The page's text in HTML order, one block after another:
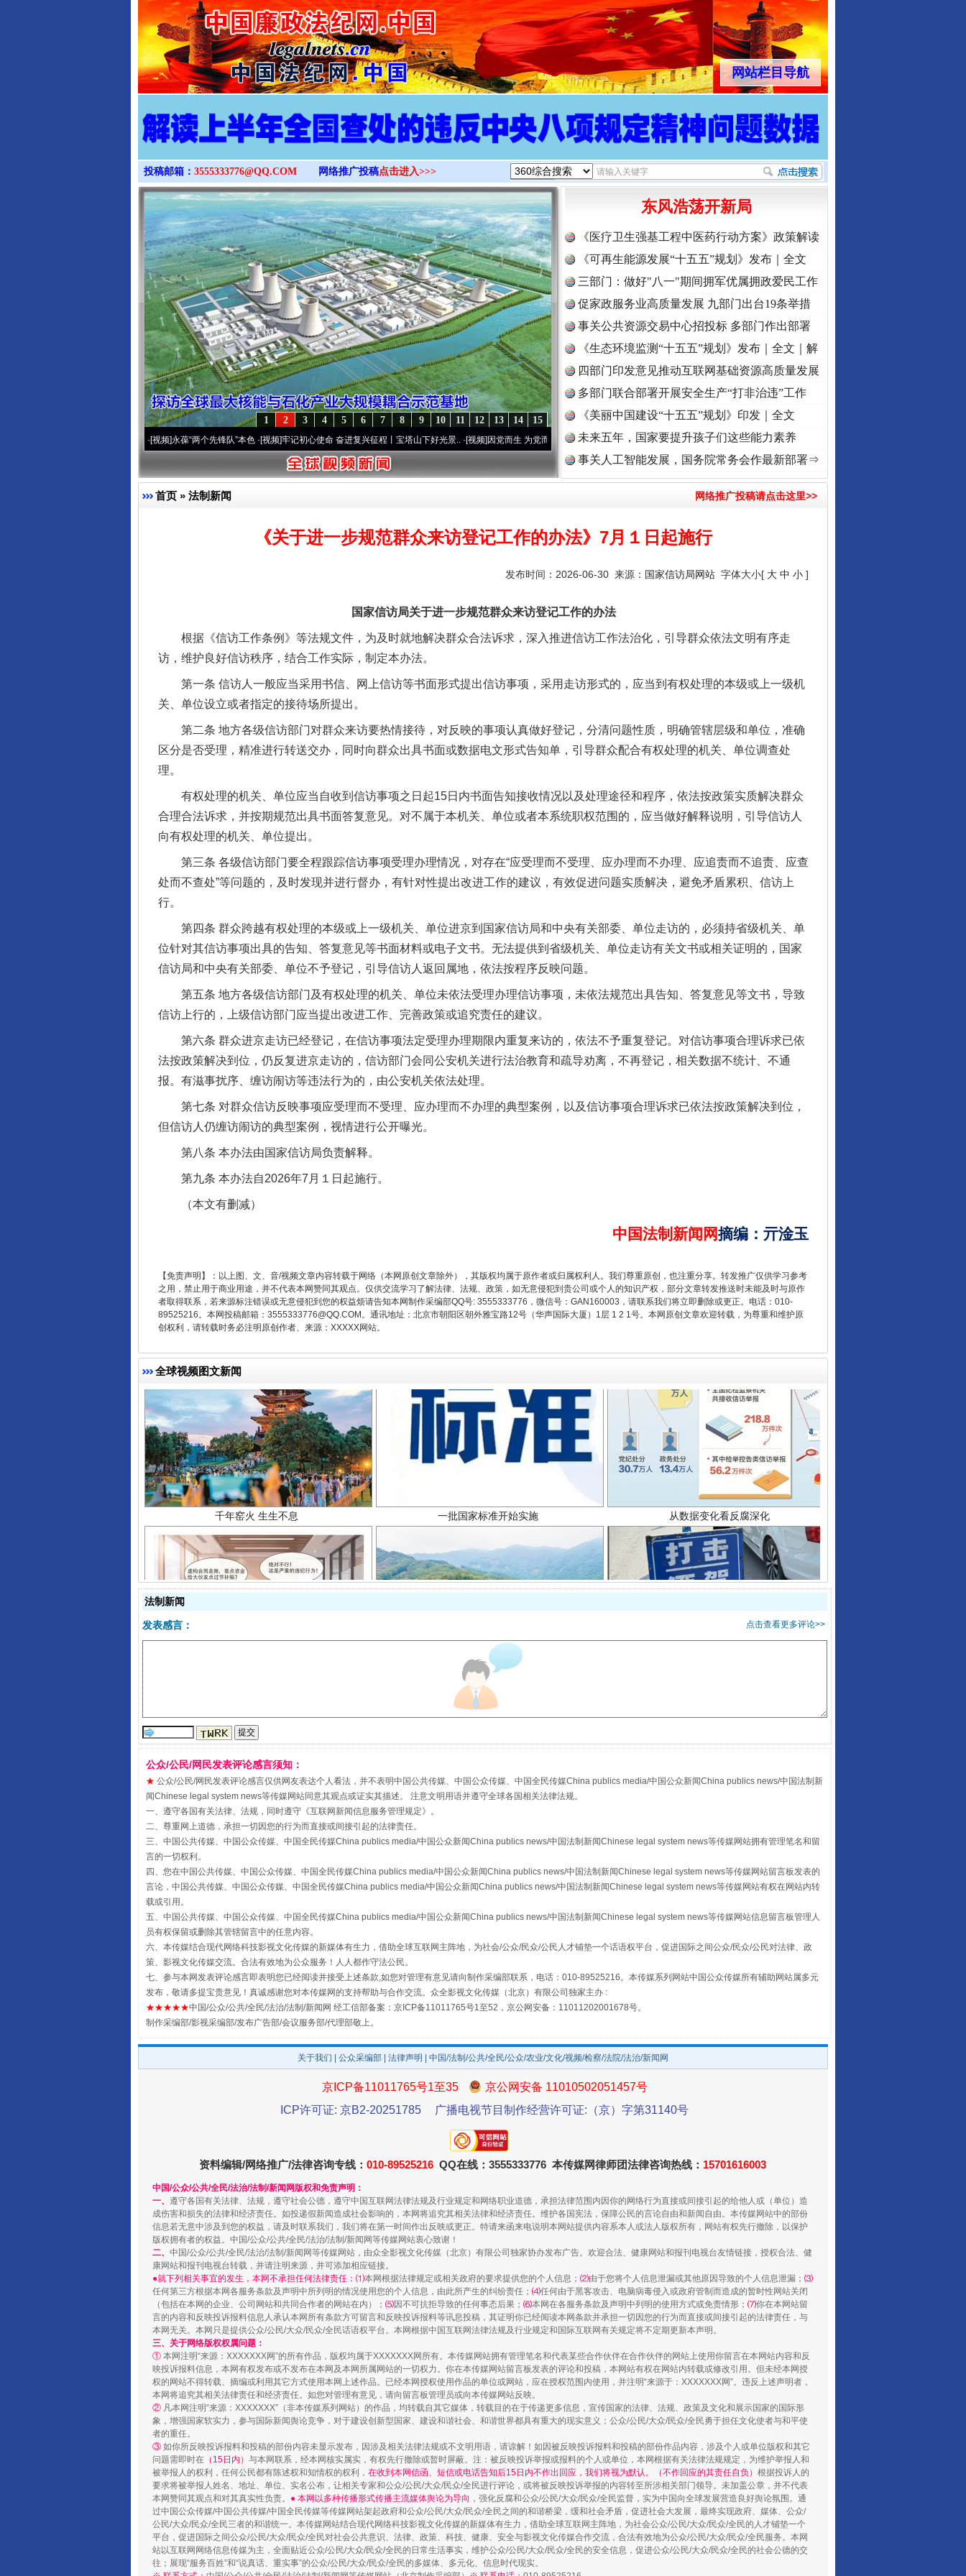
>
网站栏目导航
投稿邮箱： 3555333776@QQ.COM 网络推广投稿点击进入>>>
15
14
13
12
11
10
9
8
7
6
5
4
3
2
1
永葆“两个先锋队”本色·[视频]牢记初心使命 奋进复兴征程丨宝塔山下好光景..·[视频]因党而生 为党而战——百年“纪”事⑧加强纪律.. ·[视频]牢记初心使命 奋进复兴征程丨“转折之城”激荡..
东风浩荡开新局
《医疗卫生强基工程中医药行动方案》政策解读
《可再生能源发展“十五五”规划》发布｜全文
三部门：做好"八一"期间拥军优属拥政爱民工作
促家政服务业高质量发展 九部门出台19条举措
事关公共资源交易中心招投标 多部门作出部署
《生态环境监测“十五五”规划》发布｜全文｜解
读
四部门印发意见推动互联网基础资源高质量发展
多部门联合部署开展安全生产“打非治违”工作
《美丽中国建设“十五五”规划》印发｜全文
未来五年，国家要提升孩子们这些能力素养
事关人工智能发展，国务院常务会作最新部署⇒
首页 » 法制新闻 网络推广投稿请点击这里>>
《关于进一步规范群众来访登记工作的办法》7月１日起施行
发布时间：2026-06-30 来源： 国家信访局网站 字体大小[ 大 中 小 ]
国家信访局关于进一步规范群众来访登记工作的办法
根据《信访工作条例》等法规文件，为及时就地解决群众合法诉求，深入推进信访工作法治化，引导群众依法文明有序走
访，维护良好信访秩序，结合工作实际，制定本办法。
第一条 信访人一般应当采用书信、网上信访等书面形式提出信访事项，采用走访形式的，应当到有权处理的本级或上一级机
关、单位设立或者指定的接待场所提出。
第二条 地方各级信访部门对群众来访要热情接待，对反映的事项认真做好登记，分清问题性质，明确管辖层级和单位，准确
区分是否受理，精准进行转送交办，同时向群众出具书面或数据电文形式告知单，引导群众配合有权处理的机关、单位调查处
理。
有权处理的机关、单位应当自收到信访事项之日起15日内书面告知接收情况以及处理途径和程序，依法按政策实质解决群众
合理合法诉求，并按期规范出具书面答复意见。对不属于本机关、单位或者本系统职权范围的，应当做好解释说明，引导信访人
向有权处理的机关、单位提出。
第三条 各级信访部门要全程跟踪信访事项受理办理情况，对存在“应受理而不受理、应办理而不办理、应追责而不追责、应查
处而不查处”等问题的，及时发现并进行督办，有针对性提出改进工作的建议，有效促进问题实质解决，避免矛盾累积、信访上
行。
第四条 群众跨越有权处理的本级或上一级机关、单位进京到国家信访局和中央有关部委、单位走访的，必须持省级机关、单
位针对其信访事项出具的告知、答复意见等书面材料或电子文书。无法提供到省级机关、单位走访有关文书或相关证明的，国家
信访局和中央有关部委、单位不予登记，引导信访人返回属地，依法按程序反映问题。
第五条 地方各级信访部门及有权处理的机关、单位未依法受理办理信访事项，未依法规范出具告知、答复意见等文书，导致
信访上行的，上级信访部门应当提出改进工作、完善政策或追究责任的建议。
第六条 群众进京走访已经登记，在信访事项法定受理办理期限内重复来访的，依法不予重复登记。对信访事项合理诉求已依
法按政策解决到位，仍反复进京走访的，信访部门会同公安机关进行法治教育和疏导劝离，不再登记，相关数据不统计、不通
报。有滋事扰序、缠访闹访等违法行为的，由公安机关依法处理。
第七条 对群众信访反映事项应受理而不受理、应办理而不办理的典型案例，以及信访事项合理诉求已依法按政策解决到位，
但信访人仍缠访闹访的典型案例，视情进行公开曝光。
第八条 本办法由国家信访局负责解释。
第九条 本办法自2026年7月１日起施行。
（本文有删减）
中国法制新闻网摘编 ： 亓淦玉
【免责声明】：以上图、文、音/视频文章内容转载于网络（本网原创文章除外），其版权均属于原作者或归属权利人。我们尊重原创，也注重分享。转发推广仅供学习参考
之用，禁止用于商业用途，并不代表本网赞同其观点。仅供交流学习了解法律、法规、政策，如无意侵犯到贵公司或个人的知识产权，部分文章转发推送时未能及时与原作
者取得联系，若来源标注错误或无意侵犯到您的权益烦请告知本网制作采编部QQ号: 3555333776，微信号：GAN160003，请联系我们将立即删除或更正。电话：010-
89525216。本网投稿邮箱：3555333776@QQ.COM。通讯地址：北京市朝阳区朝外雅宝路12号（华声国际大厦）1层 1 2 1号。本网原创文章欢迎转载，为尊重和维护原
创权利，请转载时务必注明原创作者、来源：XXXXX网站。
全球视频图文新闻
完善运行机制助力责任有效落实 一纸欠条伤亲情 巡回调解促和解.. 行业协会接连发公告
千年窑火 生生不息 一批国家标准开始实施 从数据变化看反腐深化
酒驾未被当场查获能处罚吗
受贿1.44亿！段成刚被判无期
全民健身五年计划来了！等你上场 事关残疾人未来5年
阿坝州三大球赛在茂县开幕 规模最大的光氢储一体化项目 走走走！国家喊你健身啦
国家大学科技园优化重塑工作 镜头丨大暑三秋近
法制新闻
点击查看更多评论>>
发表感言：
公众/公民/网民发表评论感言须知：
★ 公众/公民/网民发表评论感言仅供网友表达个人看法，并不表明中国公共传媒、中国公众传媒、中国全民传媒China publics media/中国公众新闻China publics news/中国法制新
闻Chinese legal system news等传媒网站同意其观点或证实其描述。 注意文明用语并遵守全球各国相关法律法规。
一、遵守各国有关法律、法规，同时遵守《互联网新闻信息服务管理规定》。
二、尊重网上道德，承担一切因您的行为而直接或间接引起的法律责任。
三、中国公共传媒、中国公众传媒、中国全民传媒China publics media/中国公众新闻China publics news/中国法制新闻Chinese legal system news等传媒网站拥有管理笔名和留
言的一切权利。
四、您在中国公共传媒、中国公众传媒、中国全民传媒China publics media/中国公众新闻China publics news/中国法制新闻Chinese legal system news等传媒网站留言板发表的
言论，中国公共传媒、中国公众传媒、中国全民传媒China publics media/中国公众新闻China publics news/中国法制新闻Chinese legal system news等传媒网站有权在网站内转
载或引用。
五、中国公共传媒、中国公众传媒、中国全民传媒China publics media/中国公众新闻China publics news/中国法制新闻Chinese legal system news等传媒网站信息留言板管理人
员有权保留或删除其管辖留言中的任意内容。
六、本传媒结合现代网络科技影视文化传媒的新媒体有生力，借助全球互联网主阵地，为社会/公众/民众/公民人才铺垫一个话语权平台，促进国际之间公众/民众/公民对法律、政
策、影视文化传媒交流。合法有效地为公众服务！人人都作守法公民。
七、参与本网发表评论感言即表明您已经阅读并接受上述条款,如您对管理有意见请向制作采编部联系，电话：010-89525216。本传媒系列网站中国公众传媒所有辅助网站属多元
发布，敬请多提宝贵意见！真诚感谢您对本传媒网的支持帮助与合作交流。众全影视文化传媒（北京）有限公司独家主办 :
★★★★★中国/公众/公共/全民/法治/法制/新闻网 经工信部备案：京ICP备11011765号1至52，京公网安备：11011202001678号。
制作采编部/影视采编部/发布广告部/会议服务部/代理部敬上。
关于我们 公众采编部 法律声明 | 中国/法制/公共/全民/公众/农业/文化/视频/检察/法院/法治/新闻网
京ICP备11011765号1至35
京公网安备 11010502051457号
ICP许可证: 京B2-20251785
广播电视节目制作经营许可证:（京）字第31140号
资料编辑/网络推广/法律咨询专线： 010-89525216 QQ在线：3555333776 本传媒网律师团法律咨询热线： 15701616003
中国/公众/公共/全民/法治/法制/新闻网版权和免责声明：
一、 遵守各国有关法律、法规，遵守社会公德，遵守中国互联网法律法规及行业规定和网络职业道德，承担法律范围内因你的网络行为直接或间接引起的给他人或（单位）造
成伤害和损失的法律和经济责任。如投递假新闻造成社会影响的，本网将追究其相关法律和经济责任。维护各国宪法，保障公民的言论自由和新闻自由。本传媒网站中的部份
信息若无意中涉及到您的权益，请及时联系我们，我们将在第一时间作出反映或更正。特请来函来电说明本网站提供内容系本人或法人版权所有，网站有权先行撤除，以保护
版权拥有者的权益。中国/公众/公共/全民/法治/法制/新闻网等传媒网站衷心致谢！
二、 中国/公众/公共/全民/法治/法制/新闻网等传媒网站，由众全影视文化传媒（北京）有限公司独家协办发布广告。欢迎合法、健康网站和报刊电视台友情链接，授权合法、健
康网站和报刊电视台转载，并请注明来源，并可添加相应链接。
●就下列相关事宜的发生，本网不承担任何法律责任：⑴本网根据法律规定或相关政府的要求提供您的个人信息； ⑵由于您将个人信息泄漏或其他原因导致的个人信息泄漏； ⑶
任何第三方根据本网各服务条款及声明中所列明的情况使用您的个人信息，由此所产生的纠纷责任； ⑷任何由于黑客攻击、电脑病毒侵入或政府管制而造成的暂时性网站关闭
（包括在本网的企业、公司网站和共同合作者的网站在内）； ⑸因不可抗拒导致的任何事态后果； ⑹本网在各服务条款及声明中列明的使用方式或免责情形； ⑺你在本网站留
言的内容和反映投诉报料信息人承认本网所有条款方可留言和反映投诉报料等讯息投稿，其证明你已经阅读本网条款并承担一切因您的行为而直接或间接引起的法律责任，与
本网无关。本网只是提供公众/公民/大众/民众/全民话语权平台。本网根据中国互联网法律法规及行业规定和国际互联网有关规定将不定期更新本声明。
三、关于网络版权权属问题：
① 本网注明“来源：XXXXXXX网”的所有作品，版权均属于XXXXXXX网所有。本传媒网站拥有管理笔名和代表某些合作伙伴在合作伙伴的网站上使用你留言在本网站内容和反
映投诉报料信息，本网有权发布或不发布在本网及本网所属网站的一切权力。你在本传媒网站留言板发表的评论和投稿，本网站有权在网站内转载或修改引用。但未经本网授
权的网站不得转载、摘编或利用其它方式使用本网上述作品。已经本网授权使用作品的单位或网站，应在授权范围内使用，并注明“来源于：XXXXXXX网”。违反上述声明者，
本网将追究其相关法律责任和经济责任。如您对管理有意见，请向留言板管理员或向本传媒网站反映。
② 凡本网注明“来源：XXXXXXX”（非本传媒系列网站）的作品，均转载自其它媒体，转载目的在于传递更多信息，宣传国家的法律、法规、政策及文化和展示国家的国际形
象，增强国家软实力，参与国际新闻舆论竞争，对于建设创新型国家、建设和谐社会、和谐世界都具有重大的现实意义；公众/公民/大众/民众/全民勇于担任文化使者与和平使
者的重任。
③ 如你所反映投诉报料和投稿的部份内容未显示发布，因涉及相关法律法规或不文明用语，请谅解！如因被反映投诉报料和投稿的部份作品内容，涉及个人或单位版权和其它
问题需即时在 （15日内） 与本网联系，经本网核实属实，有权先行撤除或暂时屏蔽。注：被反映投诉举报或报料的个人或单位，本网根据有关法律法规规定，为维护举报人和
被举报人的权利，任何公民都有陈述权和知情权的权利， 在收到本网信函、短信或电话告知后15日内不作出回应，我们将视为默认。（不作回应的其责任自负） 根据投诉人的
要求将被举报人姓名、地址、单位、实名公布，让相关专家和公众/公民/大众/民众/全民进行评论，或将被反映投诉举报的内容转至所涉相关部门领导。未加盖公章，并不代表
本网赞同其观点和对其真实性负责。 ● 本网以多种传播形式传播主流媒体舆论为导向 ，强化反腐和公众/公民/大众/民众/全民监督，实为中国向全球发展营造良好舆论氛围。通
过中国公众传媒/中国公共传媒/中国全民传媒等传媒网站架起政府和公众/公民/大众/民众/全民之间的和谐桥梁，缓和社会矛盾，促进社会大发展，最终实现政府、媒体、公众/
公民/大众/民众/全民三者的和谐统一。本传媒网站结合现代网络科技影视文化传媒的新媒体有生力，借助全球互联网主阵地，为社会公众/公民/大众/民众/全民的人才铺垫一个
平台，促进国际之间公众/公民/大众/民众/全民对社会公共意识、法律、政策、科技、健康、安全与影视文化传媒合作交流，合法有效地为公众/公民/大众/民众/全民服务。本网
站以互联网网络信息传媒为主，全面贴近公众/公民/大众/民众/全民的日常生活事实，维护公众/公民/大众/民众/全民的安全信息，促进公众/公民/大众/民众/全民的社会公德的交
往；展现“服务百姓”和“说真话、重实事”的公众/公民/大众/民众/全民的多媒体、多元化、信息时代现实。